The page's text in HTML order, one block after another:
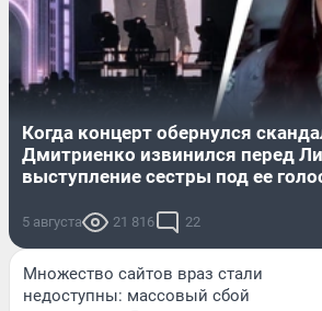
Когда концерт обернулся
Дмитриенко извинился перед
выступление сестры под ее
5 августа 21 816 22
Множество сайтов враз стали
недоступны: массовый сбой